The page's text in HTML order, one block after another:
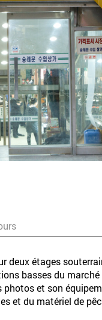
deux étages
basses du
et son
et du matériel de